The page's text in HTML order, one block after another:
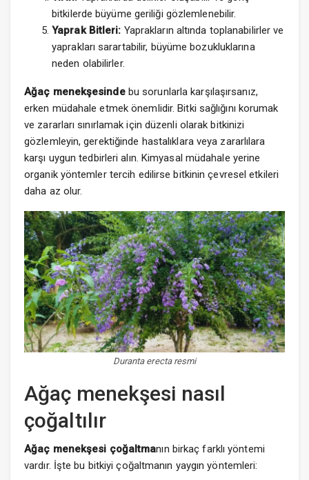
bitkilerde büyüme geriliği gözlemlenebilir.
Yaprak Bitleri: Yaprakların altında toplanabilirler ve
yaprakları sarartabilir, büyüme bozukluklarına
neden olabilirler.
Ağaç menekşesinde bu sorunlarla karşılaşırsanız,
erken müdahale etmek önemlidir. Bitki sağlığını korumak
ve zararları sınırlamak için düzenli olarak bitkinizi
gözlemleyin, gerektiğinde hastalıklara veya zararlılara
karşı uygun tedbirleri alın. Kimyasal müdahale yerine
organik yöntemler tercih edilirse bitkinin çevresel etkileri
daha az olur.
Duranta erecta resmi
Ağaç menekşesi nasıl
çoğaltılır
Ağaç menekşesi çoğaltmanın birkaç farklı yöntemi
vardır. İşte bu bitkiyi çoğaltmanın yaygın yöntemleri: